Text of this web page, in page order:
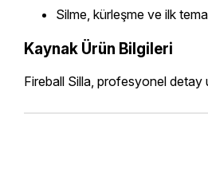
Silme, kürleşme ve ilk
Kaynak Ürün Bilgileri
Fireball Silla, profesyonel detay